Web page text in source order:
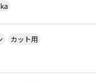
カット用